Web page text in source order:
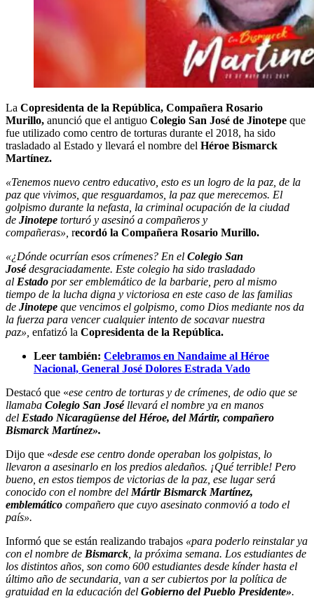
La Copresidenta de la República, Compañera Rosario
Murillo, anunció que el antiguo Colegio San José de Jinotepe que
fue utilizado como centro de torturas durante el 2018, ha sido
trasladado al Estado y llevará el nombre del Héroe Bismarck
Martínez.
«Tenemos nuevo centro educativo, esto es un logro de la paz, de la
paz que vivimos, que resguardamos, la paz que merecemos. El
golpismo durante la nefasta, la criminal ocupación de la ciudad
de Jinotepe torturó y asesinó a compañeros y
compañeras», recordó la Compañera Rosario Murillo.
«¿Dónde ocurrían esos crímenes? En el Colegio San
Josédesgraciadamente. Este colegio ha sido trasladado
al Estado por ser emblemático de la barbarie, pero al mismo
tiempo de la lucha digna y victoriosa en este caso de las familias
de Jinotepe que vencimos el golpismo, como Dios mediante nos da
la fuerza para vencer cualquier intento de socavar nuestra
paz», enfatizó la Copresidenta de la República.
Leer también: Celebramos en Nandaime al Héroe
Nacional, General José Dolores Estrada Vado
Destacó que «ese centro de torturas y de crímenes, de odio que se
llamaba Colegio San José llevará el nombre ya en manos
del Estado Nicaragüense del Héroe, del Mártir, compañero
Bismarck Martínez».
Dijo que «desde ese centro donde operaban los golpistas, lo
llevaron a asesinarlo en los predios aledaños. ¡Qué terrible! Pero
bueno, en estos tiempos de victorias de la paz, ese lugar será
conocido con el nombre del Mártir Bismarck Martínez,
emblemático compañero que cuyo asesinato conmovió a todo el
país».
Informó que se están realizando trabajos «para poderlo reinstalar ya
con el nombre de Bismarck , la próxima semana. Los estudiantes de
los distintos años, son como 600 estudiantes desde kínder hasta el
último año de secundaria, van a ser cubiertos por la política de
gratuidad en la educación del Gobierno del Pueblo Presidente».